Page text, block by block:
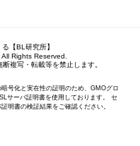
【BL研究所】
Rights Reserved.
複写・転載等を禁止します。
号化と実在性の証明のため、GMOグロ
サーバ証明書を使用しております。 セ
明書の検証結果をご確認ください。